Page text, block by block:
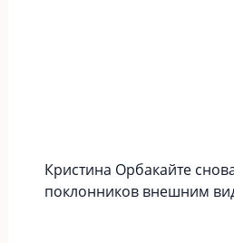
Кристина Орбакайте
поклонников внешним